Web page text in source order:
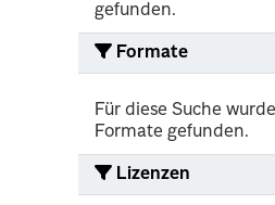
gefunden.
Formate
Für diese Suche
Formate gefunden.
Lizenzen